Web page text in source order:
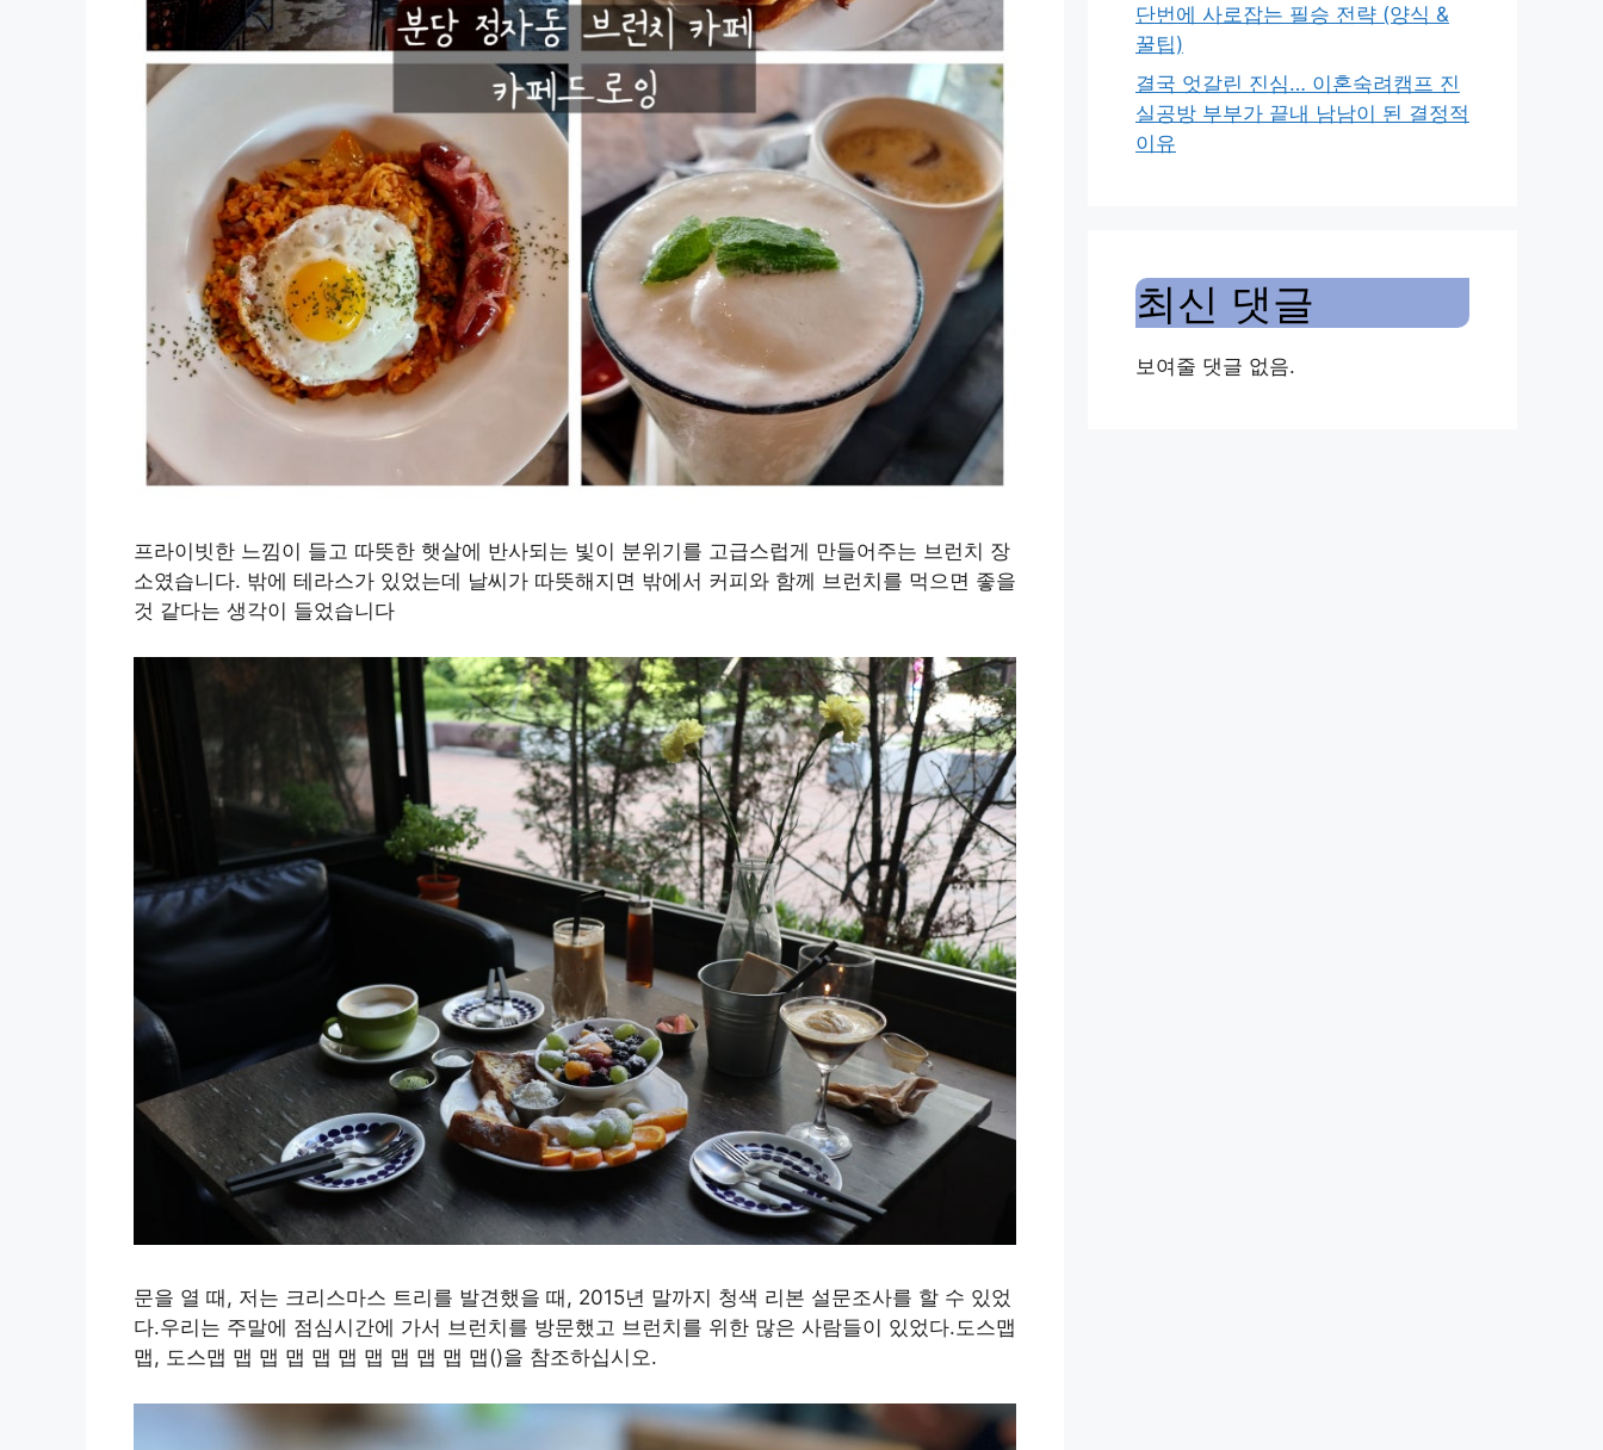
프라이빗한 느낌이 들고 따뜻한 햇살에 반사되는 빛이 분위기를 고급스럽게 만들어주는 브런치 장
소였습니다. 밖에 테라스가 있었는데 날씨가 따뜻해지면 밖에서 커피와 함께 브런치를 먹으면 좋을
것 같다는 생각이 들었습니다
문을 열 때, 저는 크리스마스 트리를 발견했을 때, 2015년 말까지 청색 리본 설문조사를 할 수 있었
다.우리는 주말에 점심시간에 가서 브런치를 방문했고 브런치를 위한 많은 사람들이 있었다.도스맵
맵, 도스맵 맵 맵 맵 맵 맵 맵 맵 맵 맵 맵()을 참조하십시오.
단번에 사로잡는 필승 전략 (양식 &
꿀팁)
결국 엇갈린 진심… 이혼숙려캠프 진
실공방 부부가 끝내 남남이 된 결정적
이유
최신 댓글
보여줄 댓글 없음.